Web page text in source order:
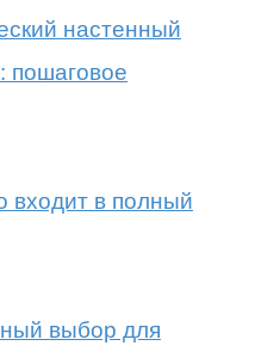
настенный
пошаговое
входит в полный
выбор для